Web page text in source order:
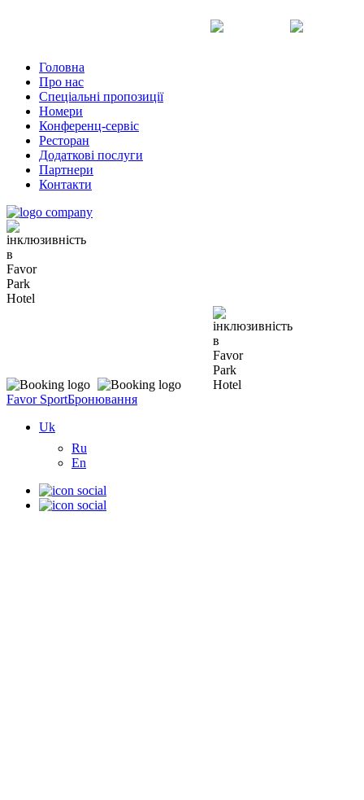
Головна
Про нас
Спеціальні пропозиції
Номери
Конференц-сервіс
Ресторан
Додаткові послуги
Партнери
Контакти
Favor SportБронювання
Uk
Ru
En